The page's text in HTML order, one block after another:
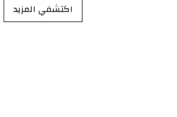
اكتشفي المزيد